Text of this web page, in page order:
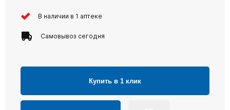
В наличии в 1 аптеке
Самовывоз сегодня
Купить в 1 клик